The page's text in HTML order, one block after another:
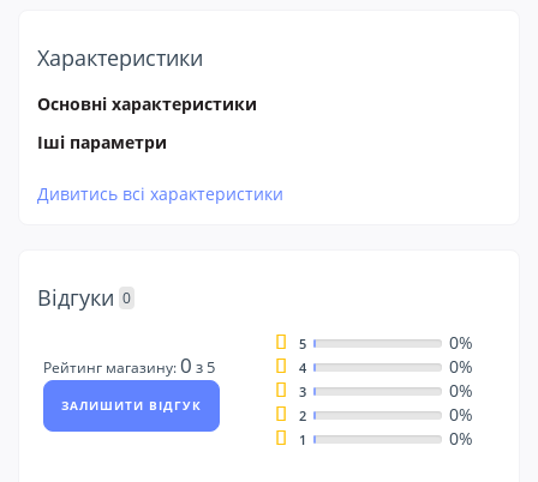
Характеристики
Основні характеристики
Іші параметри
Дивитись всі характеристики
Відгуки 0
Рейтинг магазину:0 з 5
ЗАЛИШИТИ ВІДГУК
5 0%
4 0%
3 0%
2 0%
1 0%